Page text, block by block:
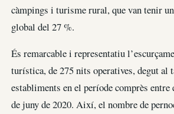
càmpings i turisme rural, que van tenir
global del 27 %.
És remarcable i representatiu
turística, de 275 nits operatives, degut al
establiments en el període comprès
de juny de 2020. Així, el nombre de